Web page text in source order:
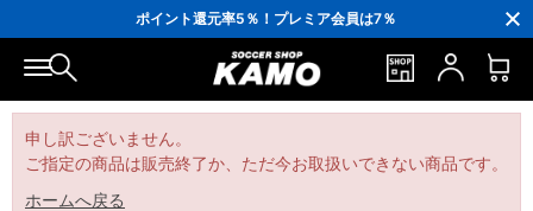
ポイント還元率5％！プレミア会員は7％
会員の方にはお誕生月に「10％OFFクーポン」プレゼント！
16,000円(税込)以上でシューズケースプレゼント！
3,300円(税込)以上で送料無料！
申し訳ございません。
ご指定の商品は販売終了か、ただ今お取扱いできない商品です。
ホームへ戻る